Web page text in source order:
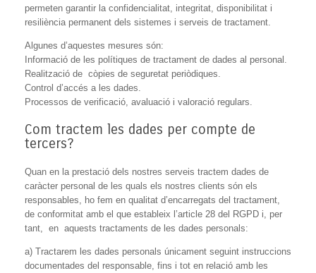
permeten garantir la confidencialitat, integritat, disponibilitat i
resiliència permanent dels sistemes i serveis de tractament.
Algunes d’aquestes mesures són:
Informació de les polítiques de tractament de dades al personal.
Realització de còpies de seguretat periòdiques.
Control d’accés a les dades.
Processos de verificació, avaluació i valoració regulars.
Com tractem les dades per compte de
tercers?
Quan en la prestació dels nostres serveis tractem dades de
caràcter personal de les quals els nostres clients són els
responsables, ho fem en qualitat d’encarregats del tractament,
de conformitat amb el que estableix l’article 28 del RGPD i, per
tant, en aquests tractaments de les dades personals:
a) Tractarem les dades personals únicament seguint instruccions
documentades del responsable, fins i tot en relació amb les